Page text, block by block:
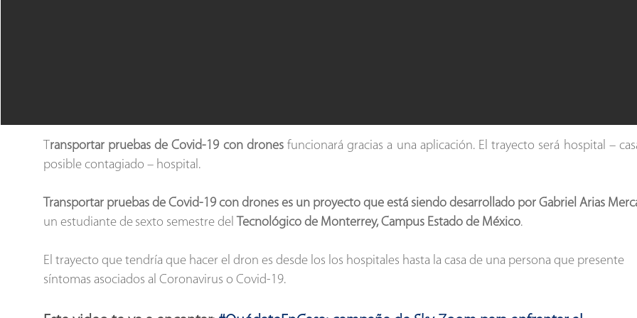
T ransportar pruebas de Covid-19 con dronesfuncionará gracias a una aplicación. El trayecto será hospital –
posible contagiado – hospital.
Transportar pruebas de Covid-19 con drones es un proyecto que está siendo desarrollado por Gabriel Arias
un estudiante de sexto semestre del Tecnológico de Monterrey, Campus Estado de México.
El trayecto que tendría que hacer el dron es desde los los hospitales hasta la casa de una persona que presente
síntomas asociados al Coronavirus o Covid-19.